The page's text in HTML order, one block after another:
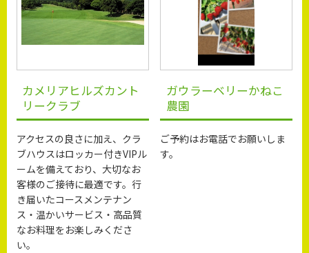
カメリアヒルズカント
リークラブ
アクセスの良さに加え、クラ
ブハウスはロッカー付きVIPル
ームを備えており、大切なお
客様のご接待に最適です。行
き届いたコースメンテナン
ス・温かいサービス・高品質
なお料理をお楽しみくださ
い。
ガウラーベリーかねこ
農園
ご予約はお電話でお願いしま
す。